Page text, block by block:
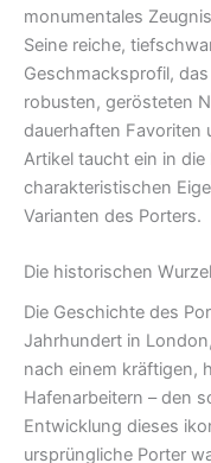
monumentales
Seine reiche,
Geschmacksprofil,
robusten, gerösteten
dauerhaften Favoriten
Artikel taucht ein in
charakteristischen
Varianten des Porters.
Die historischen
Die Geschichte des
Jahrhundert in
nach einem kräftigen,
Hafenarbeitern – den
Entwicklung dieses
ursprüngliche Porter